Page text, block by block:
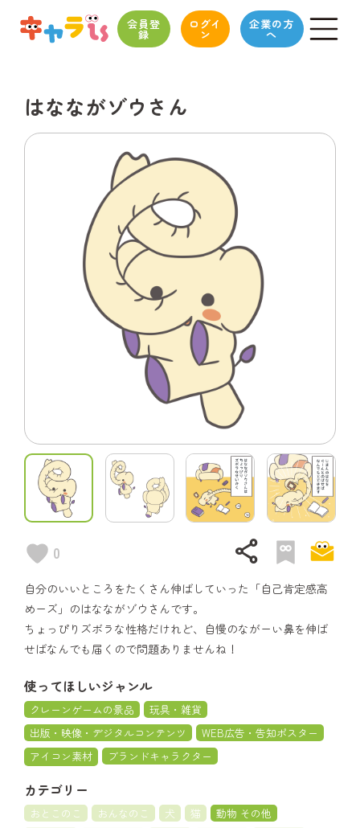
会員登
録
ログイ
ン
企業の方
へ
はなながゾウさん
0 share
自分のいいところをたくさん伸ばしていった「自己肯定感高
めーズ」のはなながゾウさんです。
ちょっぴりズボラな性格だけれど、自慢のながーい鼻を伸ば
せばなんでも届くので問題ありませんね！
使ってほしいジャンル
クレーンゲームの景品
玩具・雑貨
出版・映像・デジタルコンテンツ
WEB広告・告知ポスター
アイコン素材
ブランドキャラクター
カテゴリー
おとこのこ おんなのこ 犬 猫
動物 その他